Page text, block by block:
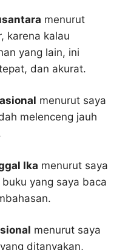
menurut
karena kalau
yang lain, ini
dan akurat.
menurut saya
melenceng jauh
Ika menurut saya
yang saya baca
menurut saya
ditanyakan,